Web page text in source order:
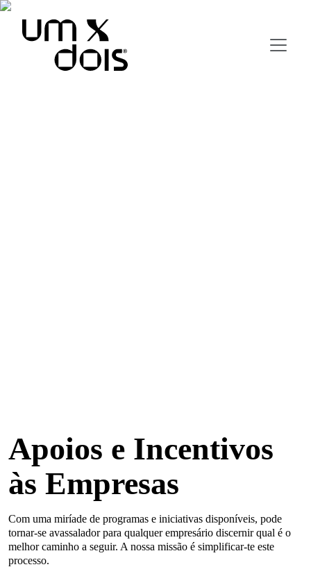
Apoios e Incentivos
às Empresas
Com uma miríade de programas e iniciativas disponíveis, pode
tornar-se avassalador para qualquer empresário discernir qual é o
melhor caminho a seguir. A nossa missão é simplificar-te este
processo.